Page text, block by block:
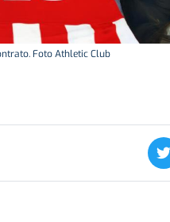
Foto Athletic Club